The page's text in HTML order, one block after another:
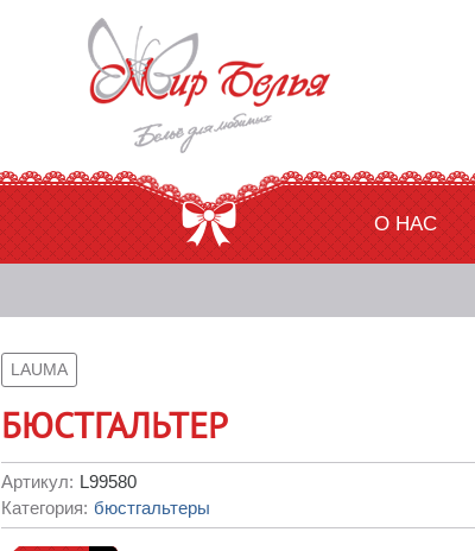
О НАС
LAUMA
БЮСТГАЛЬТЕР
Артикул: L99580
Категория: бюстгальтеры